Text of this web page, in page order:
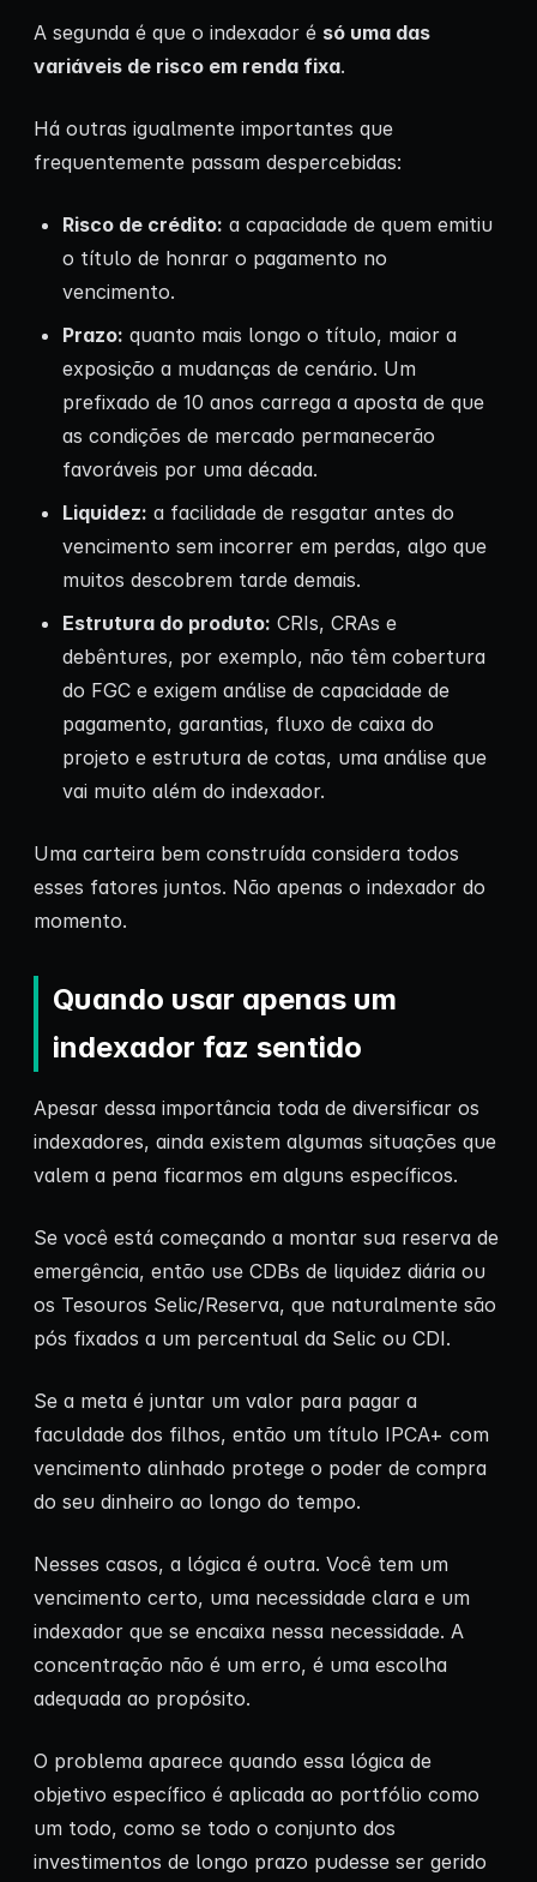
A segunda é que o indexador é só uma das
variáveis de risco em renda fixa.
Há outras igualmente importantes que
frequentemente passam despercebidas:
Risco de crédito: a capacidade de quem emitiu
o título de honrar o pagamento no
vencimento.
Prazo: quanto mais longo o título, maior a
exposição a mudanças de cenário. Um
prefixado de 10 anos carrega a aposta de que
as condições de mercado permanecerão
favoráveis por uma década.
Liquidez: a facilidade de resgatar antes do
vencimento sem incorrer em perdas, algo que
muitos descobrem tarde demais.
Estrutura do produto: CRIs, CRAs e
debêntures, por exemplo, não têm cobertura
do FGC e exigem análise de capacidade de
pagamento, garantias, fluxo de caixa do
projeto e estrutura de cotas, uma análise que
vai muito além do indexador.
Uma carteira bem construída considera todos
esses fatores juntos. Não apenas o indexador do
momento.
Quando usar apenas um
indexador faz sentido
Apesar dessa importância toda de diversificar os
indexadores, ainda existem algumas situações que
valem a pena ficarmos em alguns específicos.
Se você está começando a montar sua reserva de
emergência, então use CDBs de liquidez diária ou
os Tesouros Selic/Reserva, que naturalmente são
pós fixados a um percentual da Selic ou CDI.
Se a meta é juntar um valor para pagar a
faculdade dos filhos, então um título IPCA+ com
vencimento alinhado protege o poder de compra
do seu dinheiro ao longo do tempo.
Nesses casos, a lógica é outra. Você tem um
vencimento certo, uma necessidade clara e um
indexador que se encaixa nessa necessidade. A
concentração não é um erro, é uma escolha
adequada ao propósito.
O problema aparece quando essa lógica de
objetivo específico é aplicada ao portfólio como
um todo, como se todo o conjunto dos
investimentos de longo prazo pudesse ser gerido